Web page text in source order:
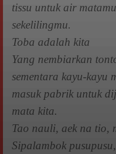
tissu untuk air
sekelilingmu.
Toba adalah kita
Yang nembiarkan
sementara kayu-kayu
masuk pabrik untuk
mata kita.
Tao nauli, aek na tio,
Sipalambok pusupusu,